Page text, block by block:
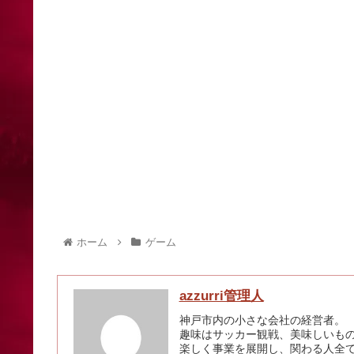
ホーム ゲーム
azzurri管理人
神戸市内の小さな会社の経営者。
趣味はサッカー観戦、美味しいも
楽しく事業を展開し、関わる人全